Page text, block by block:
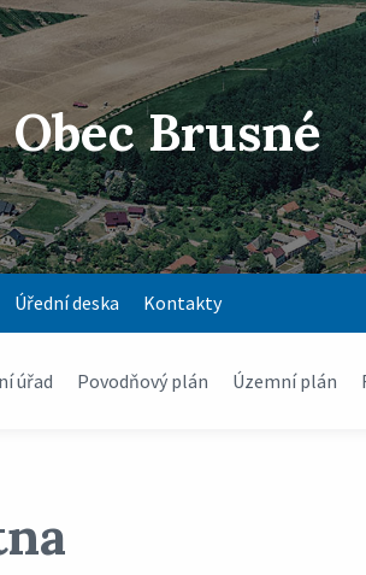
Obec Brusné
Úřední deska Kontakty
úřad Povodňový plán Územní plán